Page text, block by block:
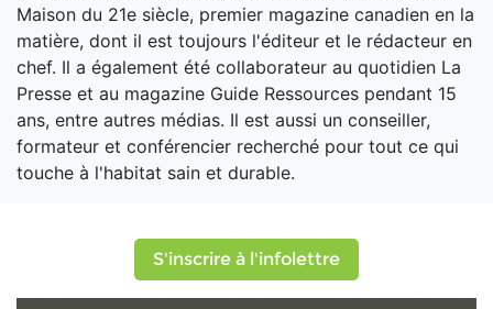
Maison du 21e siècle, premier magazine canadien en la
matière, dont il est toujours l'éditeur et le rédacteur en
chef. Il a également été collaborateur au quotidien La
Presse et au magazine Guide Ressources pendant 15
ans, entre autres médias. Il est aussi un conseiller,
formateur et conférencier recherché pour tout ce qui
touche à l'habitat sain et durable.
S'inscrire à l'infolettre